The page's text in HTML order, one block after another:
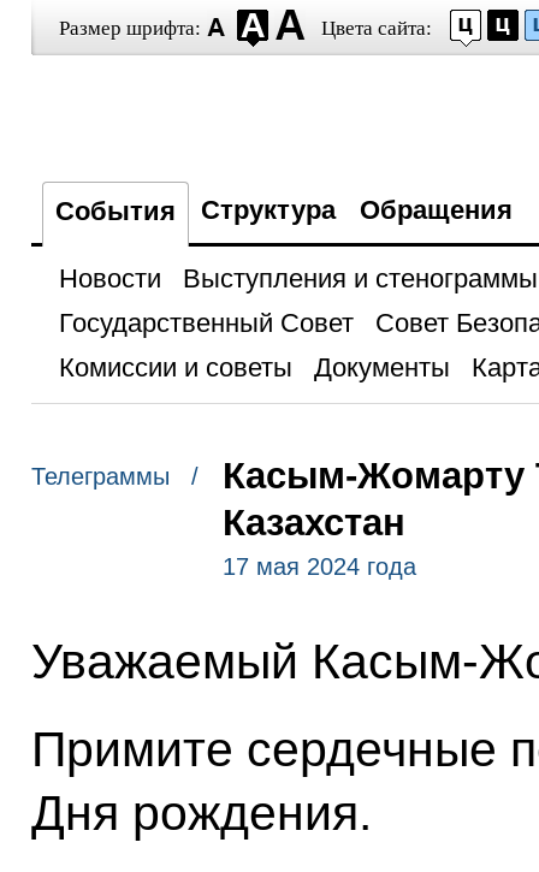
Размер шрифта: Цвета сайта:
События Структура Обращения
Новости
Выступления и стенограммы
Государственный Совет
Совет
Комиссии и советы
Документы
Телеграммы /
Касым-Жомарту
Казахстан
17 мая 2024 года
Уважаемый Касым-
Примите сердечные
Дня рождения.